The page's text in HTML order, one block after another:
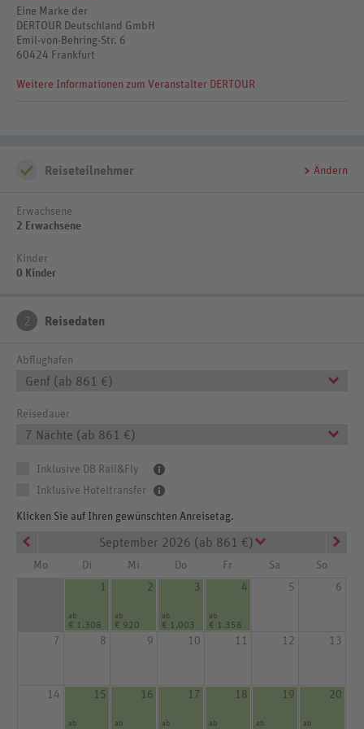
Eine Marke der
DERTOUR Deutschland GmbH
Emil-von-Behring-Str. 6
60424 Frankfurt
Weitere Informationen zum Veranstalter DERTOUR
Reiseteilnehmer Ändern
Erwachsene
2 Erwachsene
Kinder
0 Kinder
2 Reisedaten
Abflughafen
Genf (ab 861 €)
Reisedauer
7 Nächte (ab 861 €)
Inklusive DB Rail&Fly
Inklusive Hoteltransfer
Klicken Sie auf Ihren gewünschten Anreisetag.
September 2026 (ab 861 €)
Mo Di Mi Do Fr Sa
So
1
ab
€ 1.308
2
ab
€ 920
3
ab
€ 1.003
4
ab
€ 1.358
5 6
7 8 9 10 11 12 13
14 15
ab
16
ab
17
ab
18
ab
19
ab
20
ab